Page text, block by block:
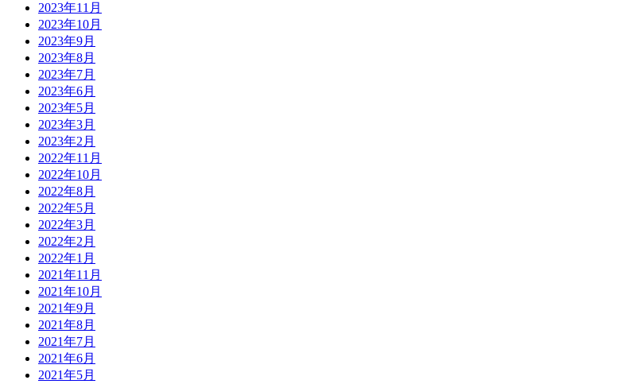
2023年11月
2023年10月
2023年9月
2023年8月
2023年7月
2023年6月
2023年5月
2023年3月
2023年2月
2022年11月
2022年10月
2022年8月
2022年5月
2022年3月
2022年2月
2022年1月
2021年11月
2021年10月
2021年9月
2021年8月
2021年7月
2021年6月
2021年5月